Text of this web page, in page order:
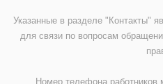
Указанные в разделе "Контакты"
для связи по вопросам
Номер телефона работников